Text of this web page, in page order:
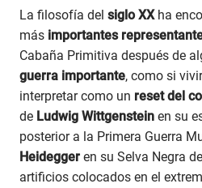
La filosofía del siglo XXha
más importantes
Cabaña Primitiva después de
guerra importante, como si
interpretar como un reset del
de Ludwig Wittgenstein en su
posterior a la Primera Guerra
Heidegger en su Selva Negra
artificios colocados en el